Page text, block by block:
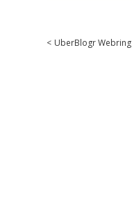
< UberBlogr Webring